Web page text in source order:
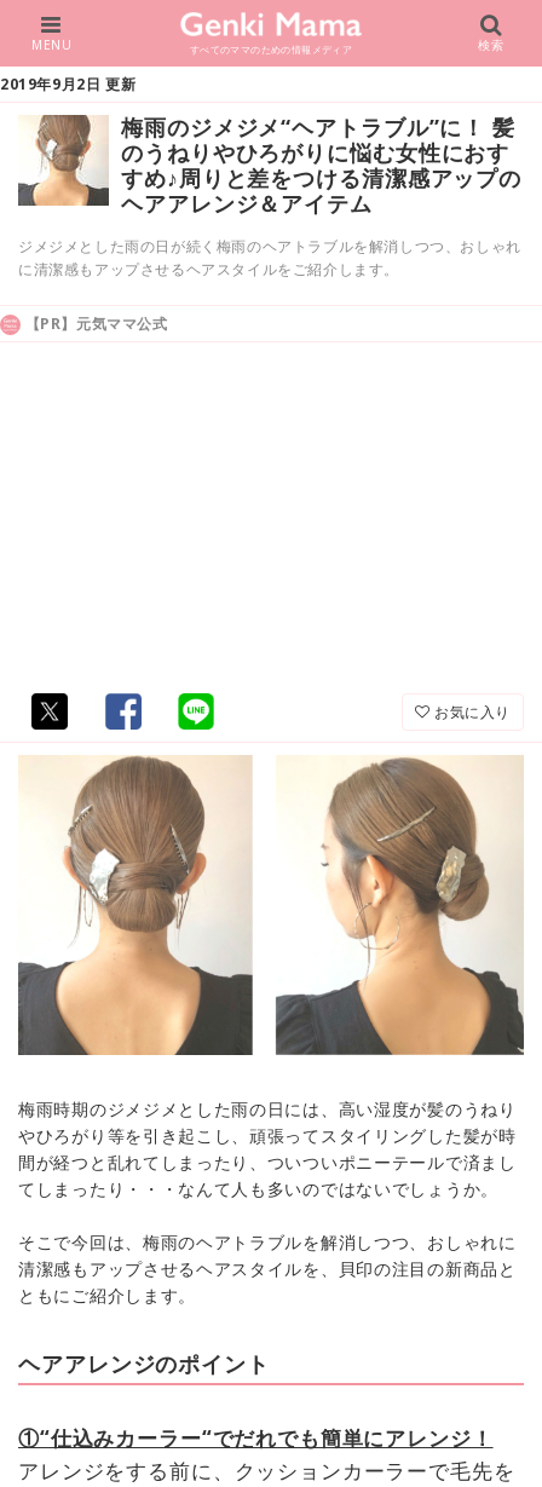
すべてのママのための情報メディア
MENU 検索
2019年9月2日 更新
梅雨のジメジメ“ヘアトラブル”に！ 髪
のうねりやひろがりに悩む女性におす
すめ♪周りと差をつける清潔感アップの
ヘアアレンジ＆アイテム
ジメジメとした雨の日が続く梅雨のヘアトラブルを解消しつつ、おしゃれ
に清潔感もアップさせるヘアスタイルをご紹介します。
【PR】元気ママ公式
お気に入り
梅雨時期のジメジメとした雨の日には、高い湿度が髪のうねり
やひろがり等を引き起こし、頑張ってスタイリングした髪が時
間が経つと乱れてしまったり、ついついポニーテールで済まし
てしまったり・・・なんて人も多いのではないでしょうか。
そこで今回は、梅雨のヘアトラブルを解消しつつ、おしゃれに
清潔感もアップさせるヘアスタイルを、貝印の注目の新商品と
ともにご紹介します。
ヘアアレンジのポイント
①“仕込みカーラー“でだれでも簡単にアレンジ！
アレンジをする前に、クッションカーラーで毛先を